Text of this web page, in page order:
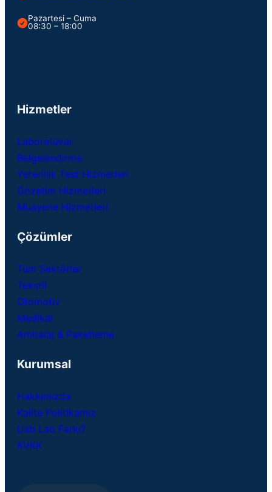
Pazartesi – Cuma
08:30 – 18:00
Hizmetler
Laboratuvar
Belgelendirme
Yeterlilik Test Hizmetleri
Gözetim Hizmetleri
Muayene Hizmetleri
Çözümler
Tüm Sektörler
Tekstil
Otomotiv
Medikal
Ambalaj & Paketleme
Kurumsal
Hakkımızda
Kalite Politikamız
Usb Lab Farkı?
KVKK